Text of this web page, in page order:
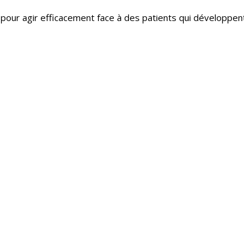
agir efficacement face à des patients qui